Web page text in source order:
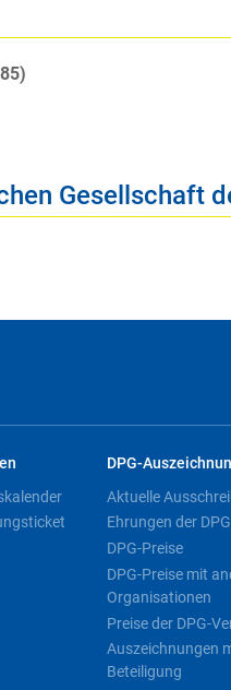
Gesellschaft
DPG-
Aktuelle
Ehrungen der DPG
DPG-Preise
DPG-Preise mit
Organisationen
Preise der DPG-
Auszeichnungen
Beteiligung